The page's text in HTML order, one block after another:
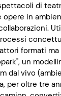
di
opere in
formati
un
dal vivo
per oltre tre